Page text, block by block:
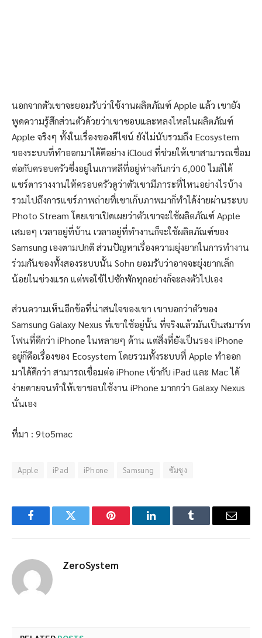
นอกจากตัวเขาจะยอมรับว่าใช้งานผลิตภัณฑ์ Apple แล้ว เขายัง
พูดความรู้สึกส่วนตัวด้วยว่าเขาชอบและหลงไหลในผลิตภัณฑ์
Apple จริงๆ ทั้งในเรื่องของดีไซน์ ยังไม่นับรวมถึง Ecosystem
ของระบบที่ทำออกมาได้ดีอย่าง iCloud ที่ช่วยให้เขาสามารถเชื่อม
ต่อกับครอบครัวซึ่งอยู่ในเกาหลีที่อยู่ห่างกันกว่า 6,000 ไมล์ได้
แชร์ตารางงานให้ครอบครัวดูว่าตัวเขามีภาระที่ไหนอย่างไรบ้าง
รวมไปถึงการแชร์ภาพถ่ายที่เขาเก็บภาพมาก็ทำได้ง่ายผ่านระบบ
Photo Stream โดยเขาเปิดเผยว่าตัวเขาจะใช้ผลิตภัณฑ์ Apple
เสมอๆ เวลาอยู่ที่บ้าน เวลาอยู่ที่ทำงานก็จะใช้ผลิตภัณฑ์ของ
Samsung เองตามปกติ ส่วนปัญหาเรื่องความยุ่งยากในการทำงาน
ร่วมกันของทั้งสองระบบนั้น Sohn ยอมรับว่าอาจจะยุ่งยากเล็ก
น้อยในช่วงแรก แต่พอใช้ไปซักพักทุกอย่างก็จะลงตัวไปเอง
ส่วนความเห็นอีกข้อที่น่าสนใจของเขา เขาบอกว่าตัวของ
Samsung Galaxy Nexus ที่เขาใช้อยู่นั้น ที่จริงแล้วมันเป็นสมาร์ท
โฟนที่ดีกว่า iPhone ในหลายๆ ด้าน แต่สิ่งที่ยังเป็นรอง iPhone
อยู่ก็คือเรื่องของ Ecosystem โดยรวมทั้งระบบที่ Apple ทำออก
มาได้ดีกว่า สามารถเชื่อมต่อ iPhone เข้ากับ iPad และ Mac ได้
ง่ายดายจนทำให้เขาชอบใช้งาน iPhone มากกว่า Galaxy Nexus
นั่นเอง
ที่มา : 9to5mac
Apple iPad iPhone Samsung ซัมซุง
FacebookTwitter Pinterest LinkedInTumblr Email
ZeroSystem